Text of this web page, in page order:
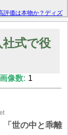
評価は本物か？ディズ
MCUの未来を徹底考
らず？北川莉央が1
くよ
社式で役
画像数: 1
世の中と乖離